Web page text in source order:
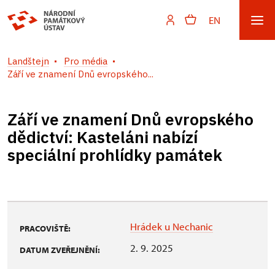
EN
Landštejn
Pro média
Září ve znamení Dnů evropského...
Září ve znamení Dnů evropského
dědictví: Kasteláni nabízí
speciální prohlídky památek
PRACOVIŠTĚ: Hrádek u Nechanic
DATUM ZVEŘEJNĚNÍ: 2. 9. 2025